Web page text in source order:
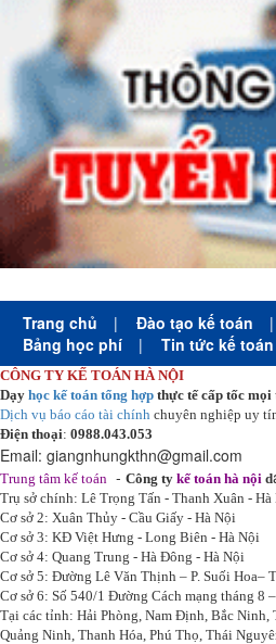
Trang chủ | Đào tạo kế toán |
Bảng học phí
| Tin tức kế toán
CÔNG TY KẾ TOÁN HÀ NỘI
Dạy học kế toán tổng hợp thực tế cấp tốc
Dịch vụ báo cáo tài chính chuyên nghiệp uy
Điện thoại: 0988.043.053
Email: giangnhungkthn@gmail.com
Trung tâm kế toán - Công ty kế toán hà nội d
Trụ sở chính: Lê Trọng Tấn - Thanh Xuân - Hà
Cơ sở 2: Xuân Thủy - Cầu Giấy - Hà Nội
Cơ sở 3: KĐ Việt Hưng - Long Biên - Hà Nội
Cơ sở 4: Quang Trung - Hà Đông - Hà Nội
Cơ sở 5: Đường Lê Văn Thịnh – P. Suối Hoa–
Cơ sở 6: Số 540/1 Đường Cách mạng tháng 8
Tại các tỉnh: Hải Phòng, Nam Định, Bắc Ninh,
Quảng Ninh, Thanh Hóa, Phú Thọ, Thái